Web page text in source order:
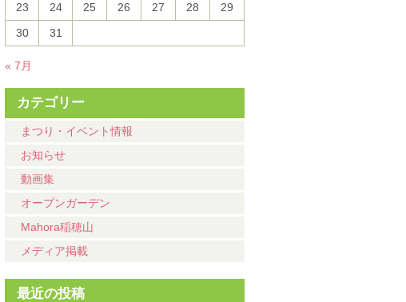
23
24 25 26 27 28
29
30
31
« 7月
カテゴリー
まつり・イベント情報
お知らせ
動画集
オープンガーデン
Mahora稲穂山
メディア掲載
最近の投稿